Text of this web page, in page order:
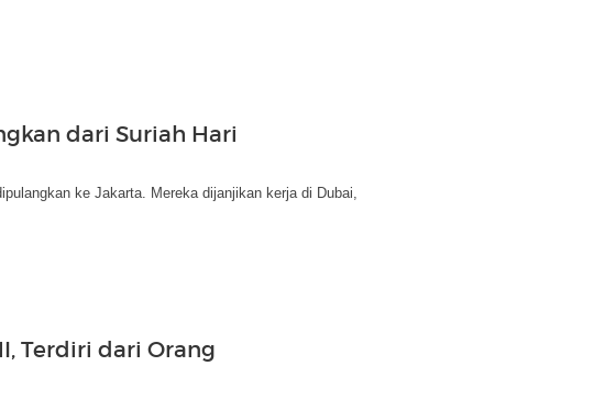
dari Suriah Hari
ke Jakarta. Mereka dijanjikan kerja di Dubai,
Terdiri dari Orang